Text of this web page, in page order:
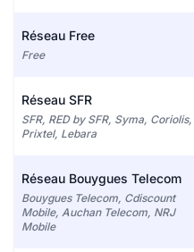
Réseau Free
Free
Réseau SFR
SFR, RED by SFR, Syma, Coriolis,
Prixtel, Lebara
Réseau Bouygues Telecom
Bouygues Telecom, Cdiscount
Mobile, Auchan Telecom, NRJ
Mobile